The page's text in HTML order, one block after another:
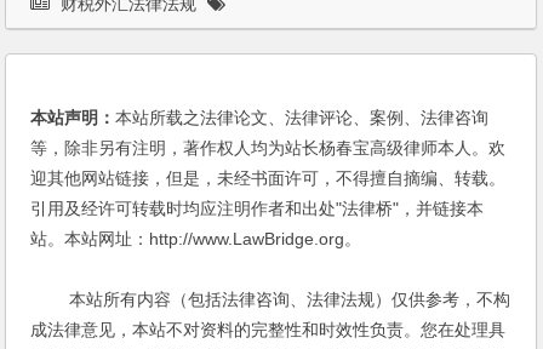
财税外汇法律法规
本站声明：本站所载之法律论文、法律评论、案例、法律咨询
等，除非另有注明，著作权人均为站长杨春宝高级律师本人。欢
迎其他网站链接，但是，未经书面许可，不得擅自摘编、转载。
引用及经许可转载时均应注明作者和出处"法律桥"，并链接本
站。本站网址：http://www.LawBridge.org。
本站所有内容（包括法律咨询、法律法规）仅供参考，不构
成法律意见，本站不对资料的完整性和时效性负责。您在处理具